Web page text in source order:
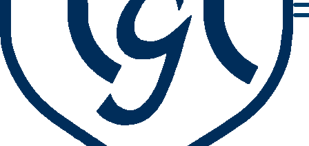
Ein gutes Neues Jahr 2022